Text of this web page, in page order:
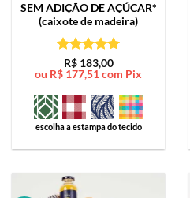
SEM ADIÇÃO DE AÇÚCAR*
(caixote de madeira)
Avaliação5
de 5
R$183,00
ou R$ 177,51com Pix
escolha a estampa do tecido